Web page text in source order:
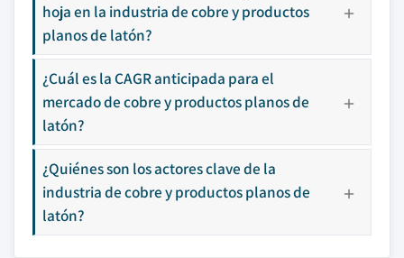
hoja en la industria de cobre y productos
planos de latón?
¿Cuál es la CAGR anticipada para el
mercado de cobre y productos planos de
latón?
¿Quiénes son los actores clave de la
industria de cobre y productos planos de
latón?